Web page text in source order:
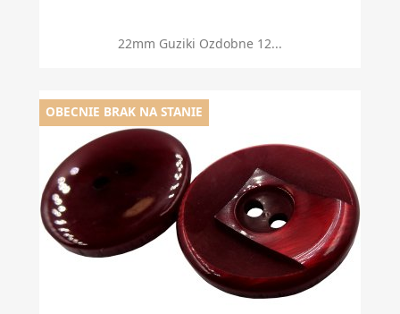
22mm Guziki Ozdobne 12...
OBECNIE BRAK NA STANIE